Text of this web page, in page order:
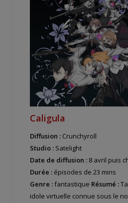
Caligula
Diffusion : Crunchyroll
Studio : Satelight
Date de diffusion : 8 avril puis
Durée : épisodes de 23 mins
Genre :fantastique Résumé :
idole virtuelle connue sous le